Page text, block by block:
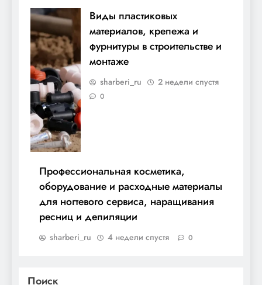
Виды пластиковых
материалов, крепежа и
фурнитуры в строительстве и
монтаже
sharberi_ru 2 недели спустя
0
Профессиональная косметика,
оборудование и расходные материалы
для ногтевого сервиса, наращивания
ресниц и депиляции
sharberi_ru 4 недели спустя 0
Поиск